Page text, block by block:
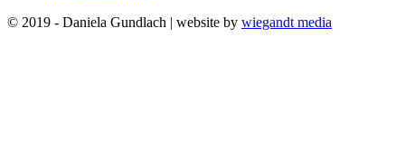
© 2019 - Daniela Gundlach | website by wiegandt media